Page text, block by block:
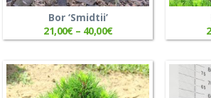
Bor ‘Smidtii’
21,00€– 40,00€